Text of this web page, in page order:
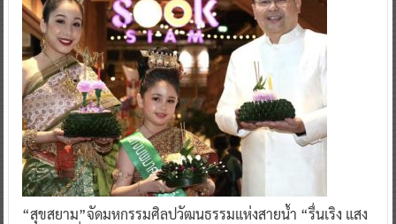
“สุขสยาม”จัดมหกรรมศิลปวัฒนธรรมแห่งสายน้ำ “รื่นเริง แสง